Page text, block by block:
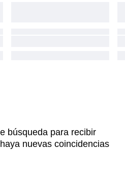
búsqueda para recibir
nuevas coincidencias